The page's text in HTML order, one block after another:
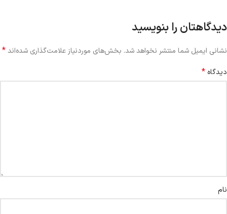
دیدگاهتان را بنویسید
نشانی ایمیل شما منتشر نخواهد شد. بخش‌های موردنیاز علامت‌گذاری شده‌اند*
دیدگاه *
نام